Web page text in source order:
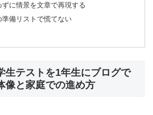
に情景を文章で再現する
備リストで慌てない
生テストを1年生にブログで
像と家庭での進め方